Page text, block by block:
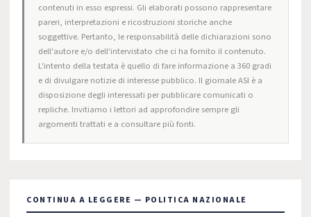
contenuti in esso espressi. Gli elaborati possono rappresentare
pareri, interpretazioni e ricostruzioni storiche anche
soggettive. Pertanto, le responsabilità delle dichiarazioni sono
dell'autore e/o dell'intervistato che ci ha fornito il contenuto.
L'intento della testata è quello di fare informazione a 360 gradi
e di divulgare notizie di interesse pubblico. Il giornale ASI è a
disposizione degli interessati per pubblicare comunicati o
repliche. Invitiamo i lettori ad approfondire sempre gli
argomenti trattati e a consultare più fonti.
CONTINUA A LEGGERE — POLITICA NAZIONALE